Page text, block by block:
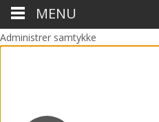
Administrer samtykke
MENU